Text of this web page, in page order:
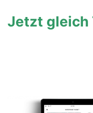
Jetzt gleich